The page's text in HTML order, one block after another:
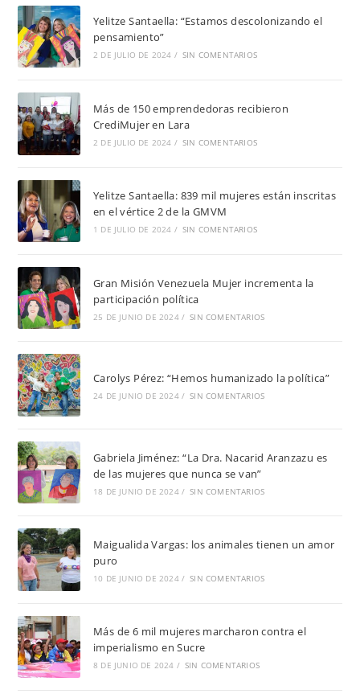
Yelitze Santaella: “Estamos descolonizando el
pensamiento”
2 DE JULIO DE 2024 / SIN COMENTARIOS
Más de 150 emprendedoras recibieron
CrediMujer en Lara
2 DE JULIO DE 2024 / SIN COMENTARIOS
Yelitze Santaella: 839 mil mujeres están inscritas
en el vértice 2 de la GMVM
1 DE JULIO DE 2024 / SIN COMENTARIOS
Gran Misión Venezuela Mujer incrementa la
participación política
25 DE JUNIO DE 2024 / SIN COMENTARIOS
Carolys Pérez: “Hemos humanizado la política”
24 DE JUNIO DE 2024 / SIN COMENTARIOS
Gabriela Jiménez: “La Dra. Nacarid Aranzazu es
de las mujeres que nunca se van”
18 DE JUNIO DE 2024 / SIN COMENTARIOS
Maigualida Vargas: los animales tienen un amor
puro
10 DE JUNIO DE 2024 / SIN COMENTARIOS
Más de 6 mil mujeres marcharon contra el
imperialismo en Sucre
8 DE JUNIO DE 2024 / SIN COMENTARIOS